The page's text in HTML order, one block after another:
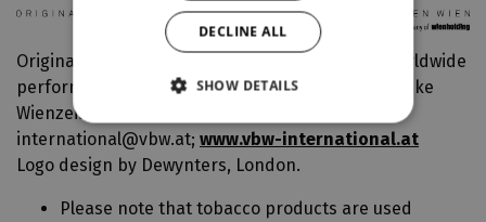
Original production: Vereinigte Bühnen Wien, Worldwide
performance rights: VBW International GmbH, Linke
Wienzeile 6, 1060 Vienna, Austria
international@vbw.at; www.vbw-international.at
Logo design by Dewynters, London.
Please note that tobacco products are used
DECLINE ALL
SHOW DETAILS